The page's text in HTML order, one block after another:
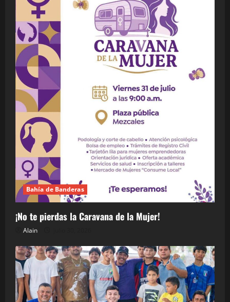
Bahía de Banderas
¡No te pierdas la Caravana de la Mujer!
Alain